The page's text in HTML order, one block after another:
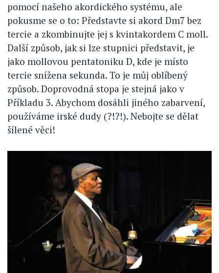
pomocí našeho akordického systému, ale
pokusme se o to: Představte si akord Dm7 bez
tercie a zkombinujte jej s kvintakordem C moll.
Další způsob, jak si lze stupnici představit, je
jako mollovou pentatoniku D, kde je místo
tercie snížena sekunda. To je můj oblíbený
způsob. Doprovodná stopa je stejná jako v
Příkladu 3. Abychom dosáhli jiného zabarvení,
používáme irské dudy (?!?!). Nebojte se dělat
šílené věci!